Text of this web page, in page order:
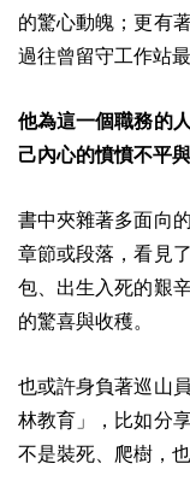
的驚心動魄；更有
過往曾留守工作站
他為這一個職務的
己內心的憤憤不平與
書中夾雜著多面向
章節或段落，看見
包、出生入死的艱
的驚喜與收穫。
也或許身負著巡山
林教育」，比如分
不是裝死、爬樹，